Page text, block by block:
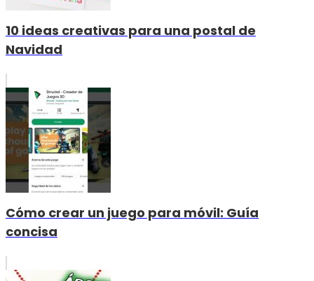
10 ideas creativas para una postal de
Navidad
Cómo crear un juego para móvil: Guía
concisa